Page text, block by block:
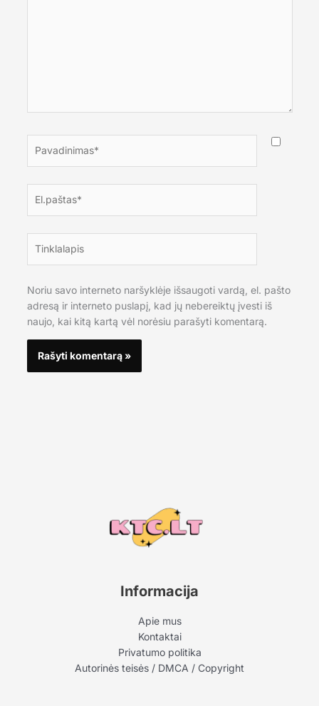
Noriu savo interneto naršyklėje išsaugoti vardą, el. pašto
adresą ir interneto puslapį, kad jų nebereiktų įvesti iš
naujo, kai kitą kartą vėl norėsiu parašyti komentarą.
Informacija
Apie mus
Kontaktai
Privatumo politika
Autorinės teisės / DMCA / Copyright